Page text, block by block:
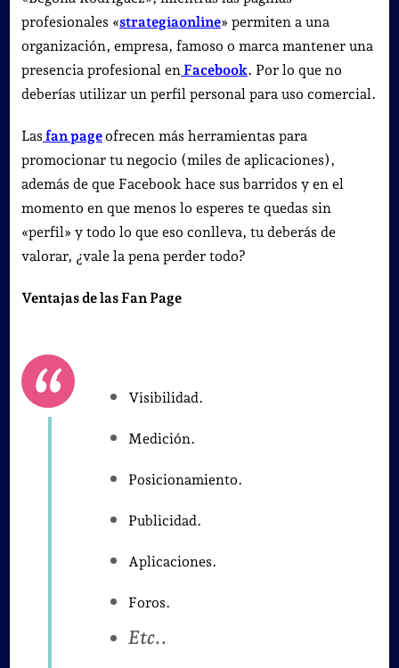
para
destacar
en
Facebook.
profesionales «strategiaonline» permiten a una
organización, empresa, famoso o marca mantener una
presencia profesional enFacebook. Por lo que no
deberías utilizar un perfil personal para uso comercial.
Las fan pageofrecen más herramientas para
promocionar tu negocio (miles de aplicaciones),
además de que Facebook hace sus barridos y en el
momento en que menos lo esperes te quedas sin
«perfil» y todo lo que eso conlleva, tu deberás de
valorar, ¿vale la pena perder todo?
Ventajas de las Fan Page
Visibilidad.
Medición.
Posicionamiento.
Publicidad.
Aplicaciones.
Foros.
Etc..